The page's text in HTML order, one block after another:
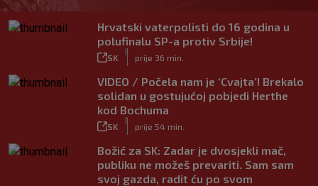
Hrvatski vaterpolisti do 16 godina u
polufinalu SP-a protiv Srbije!
SK prije 36 min.
VIDEO / Počela nam je ‘Cvajta’! Brekalo
solidan u gostujućoj pobjedi Herthe
kod Bochuma
SK prije 54 min.
Božić za SK: Zadar je dvosjekli mač,
publiku ne možeš prevariti. Sam sam
svoj gazda, radit ću po svom